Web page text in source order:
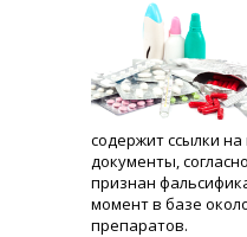
содержит ссылки
документы,
признан
момент в базе
препаратов.